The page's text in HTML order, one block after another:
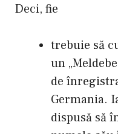
Deci, fie
trebuie să
un
de
Germania.
dispusă să